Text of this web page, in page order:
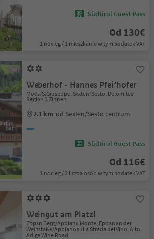
Südtirol Guest Pass
Od 130€
1 nocleg / 1 mieszkanie w tym podatek VAT
Weberhof - Hannes Pfeifhofer
Moos/S.Giuseppe, Sexten/Sesto, Dolomites
Region 3 Zinnen
2.1 km od Sexten/Sesto centrum
Südtirol Guest Pass
Od 116€
1 nocleg / 2 liczba osób w tym podatek VAT
Weingut am Platzl
Eppan Berg/Appiano Monte, Eppan an der
Weinstaße/Appiano sulla Strada del Vino, Alto
Adige Wine Road